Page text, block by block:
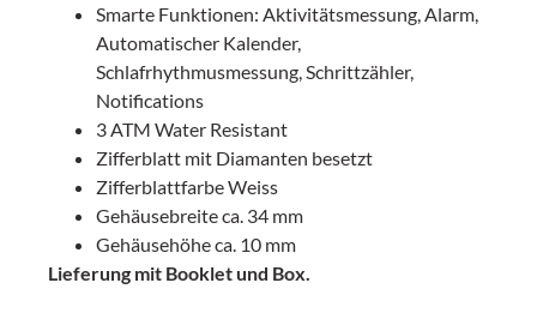
Smarte Funktionen: Aktivitätsmessung, Alarm,
Automatischer Kalender,
Schlafrhythmusmessung, Schrittzähler,
Notifications
3 ATM Water Resistant
Zifferblatt mit Diamanten besetzt
Zifferblattfarbe Weiss
Gehäusebreite ca. 34 mm
Gehäusehöhe ca. 10 mm
Lieferung mit Booklet und Box.